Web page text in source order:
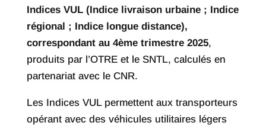
Indices VUL (Indice livraison urbaine ; Indice
régional ; Indice longue distance),
correspondant au 4ème trimestre 2025,
produits par l’OTRE et le SNTL, calculés en
partenariat avec le CNR.
Les Indices VUL permettent aux transporteurs
opérant avec des véhicules utilitaires légers